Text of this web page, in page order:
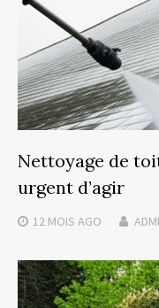
Nettoyage de
urgent d’agir
12 MOIS AGO